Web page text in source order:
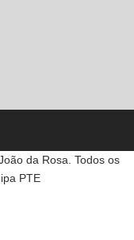
da Rosa. Todos os
PTE